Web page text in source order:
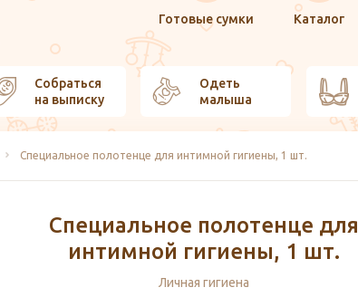
Готовые сумки Каталог
Собраться
на выписку
Одеть
малыша
Специальное полотенце для интимной гигиены, 1 шт.
Специальное полотенце для
интимной гигиены, 1 шт.
Личная гигиена